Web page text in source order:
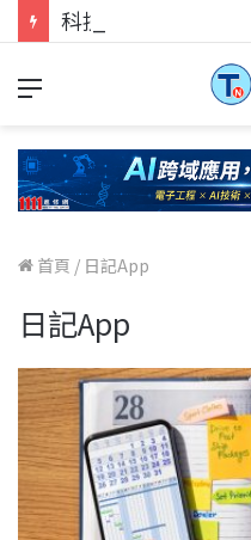
首頁 / 日記App
日記App